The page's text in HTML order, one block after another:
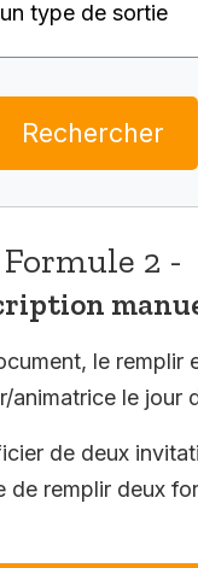
Rechercher
Formule 2 -
le remplir
animatrice le jour
de deux
de remplir deux